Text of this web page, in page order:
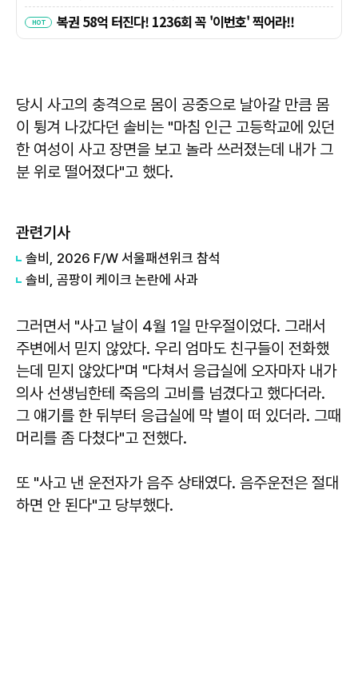
당시 사고의 충격으로 몸이 공중으로 날아갈 만큼 몸
이 튕겨 나갔다던 솔비는 "마침 인근 고등학교에 있던
한 여성이 사고 장면을 보고 놀라 쓰러졌는데 내가 그
분 위로 떨어졌다"고 했다.
관련기사
솔비, 2026 F/W 서울패션위크 참석
솔비, 곰팡이 케이크 논란에 사과
그러면서 "사고 날이 4월 1일 만우절이었다. 그래서
주변에서 믿지 않았다. 우리 엄마도 친구들이 전화했
는데 믿지 않았다"며 "다쳐서 응급실에 오자마자 내가
의사 선생님한테 죽음의 고비를 넘겼다고 했다더라.
그 얘기를 한 뒤부터 응급실에 막 별이 떠 있더라. 그때
머리를 좀 다쳤다"고 전했다.
또 "사고 낸 운전자가 음주 상태였다. 음주운전은 절대
하면 안 된다"고 당부했다.